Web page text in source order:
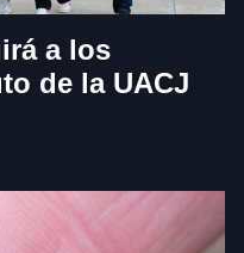
a los
de la UACJ